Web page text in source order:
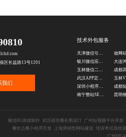
区长益路13号1201
我们
技术外包服务
做网
银川微信应用开发
深圳小程序开发外包
微信H5游戏制作 武汉朋友圈长图设计 广州短视频平台开发
餐饮点餐小程序开发
上海营销型网站建设 培训考试系统
广州MG